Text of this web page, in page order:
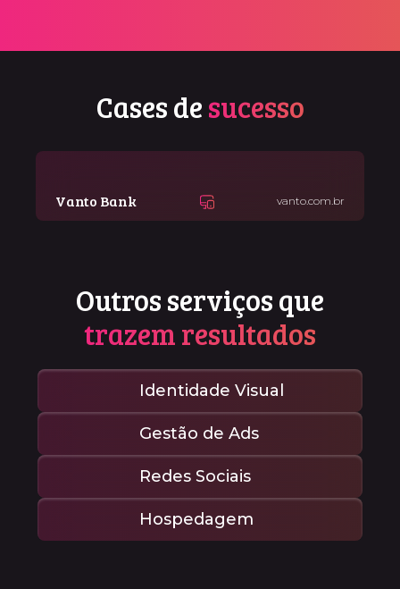
Cases desucesso
Vanto Bank vanto.com.br
Outros serviços que
trazem resultados
Identidade Visual
Gestão de Ads
Redes Sociais
Hospedagem